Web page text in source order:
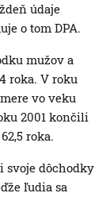
údaje
o tom DPA.
mužov a
roka. V roku
vo veku
2001 končili
roka.
svoje dôchodky
ľudia sa